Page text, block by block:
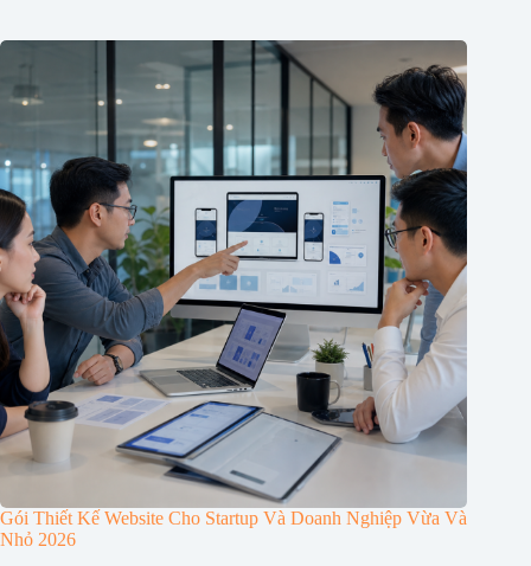
Gói Thiết Kế Website Cho Startup Và Doanh Nghiệp Vừa Và
Nhỏ 2026